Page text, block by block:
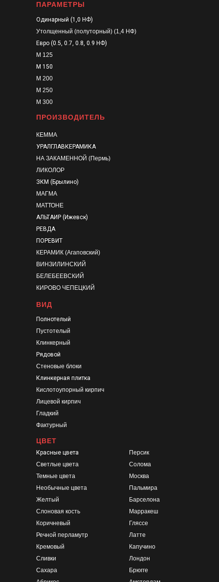
ПАРАМЕТРЫ
Одинарный (1,0 НФ)
Утолщенный (полуторный) (1,4 НФ)
Евро (0.5, 0.7, 0.8, 0.9 НФ)
М 125
М 150
М 200
М 250
М 300
ПРОИЗВОДИТЕЛЬ
КЕММА
УРАЛГЛАВКЕРАМИКА
НА ЗАКАМЕННОЙ (Пермь)
ЛИКОЛОР
ЗКМ (Брылино)
МАГМА
МАТТОНЕ
АЛЬТАИР (Ижевск)
РЕВДА
ПОРЕВИТ
КЕРАМИК (Агаповский)
ВИНЗИЛИНСКИЙ
БЕЛЕБЕЕВСКИЙ
КИРОВО ЧЕПЕЦКИЙ
ВИД
ЦВЕТ
Красные цвета
Светлые цвета
Темные цвета
Необычные цвета
Желтый
Слоновая кость
Коричневый
Речной перламутр
Кремовый
Сливки
Сахара
Полнотелый
Пустотелый
Клинкерный
Рядовой
Стеновые блоки
Клинкерная плитка
Кислотоупорный кирпич
Лицевой кирпич
Гладкий
Фактурный
Персик
Солома
Москва
Пальмира
Барселона
Марракеш
Гляссе
Латте
Капучино
Лондон
Брюгге